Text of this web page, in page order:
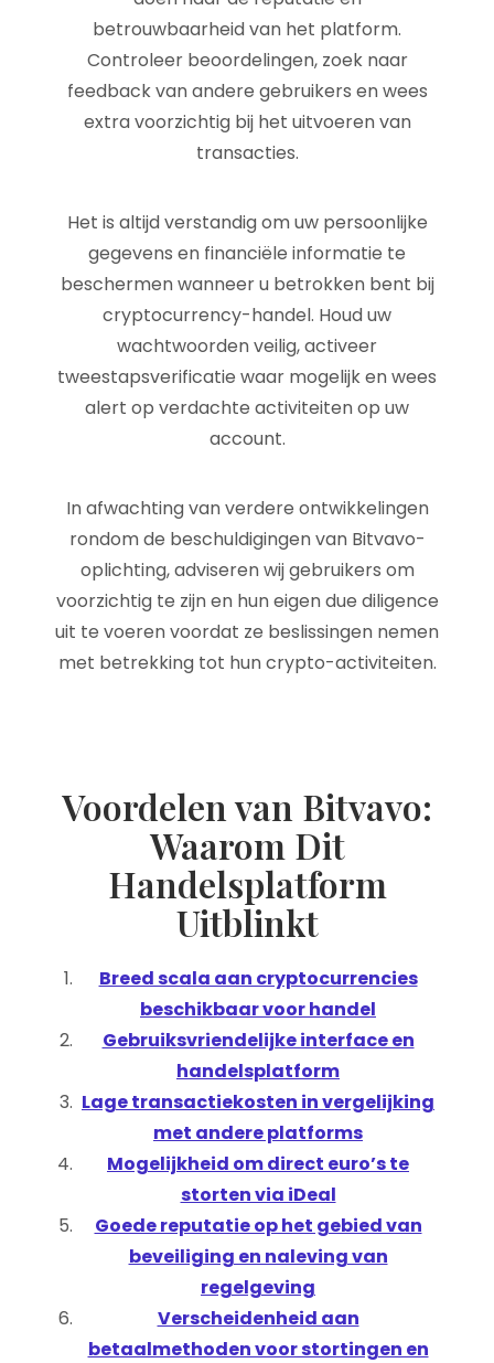
betrouwbaarheid van het platform.
Controleer beoordelingen, zoek naar
feedback van andere gebruikers en wees
extra voorzichtig bij het uitvoeren van
transacties.
Het is altijd verstandig om uw persoonlijke
gegevens en financiële informatie te
beschermen wanneer u betrokken bent bij
cryptocurrency-handel. Houd uw
wachtwoorden veilig, activeer
tweestapsverificatie waar mogelijk en wees
alert op verdachte activiteiten op uw
account.
In afwachting van verdere ontwikkelingen
rondom de beschuldigingen van Bitvavo-
oplichting, adviseren wij gebruikers om
voorzichtig te zijn en hun eigen due diligence
uit te voeren voordat ze beslissingen nemen
met betrekking tot hun crypto-activiteiten.
Voordelen van Bitvavo:
Waarom Dit
Handelsplatform
Uitblinkt
Breed scala aan cryptocurrencies
beschikbaar voor handel
Gebruiksvriendelijke interface en
handelsplatform
Lage transactiekosten in vergelijking
met andere platforms
Mogelijkheid om direct euro’s te
storten via iDeal
Goede reputatie op het gebied van
beveiliging en naleving van
regelgeving
Verscheidenheid aan
betaalmethoden voor stortingen en